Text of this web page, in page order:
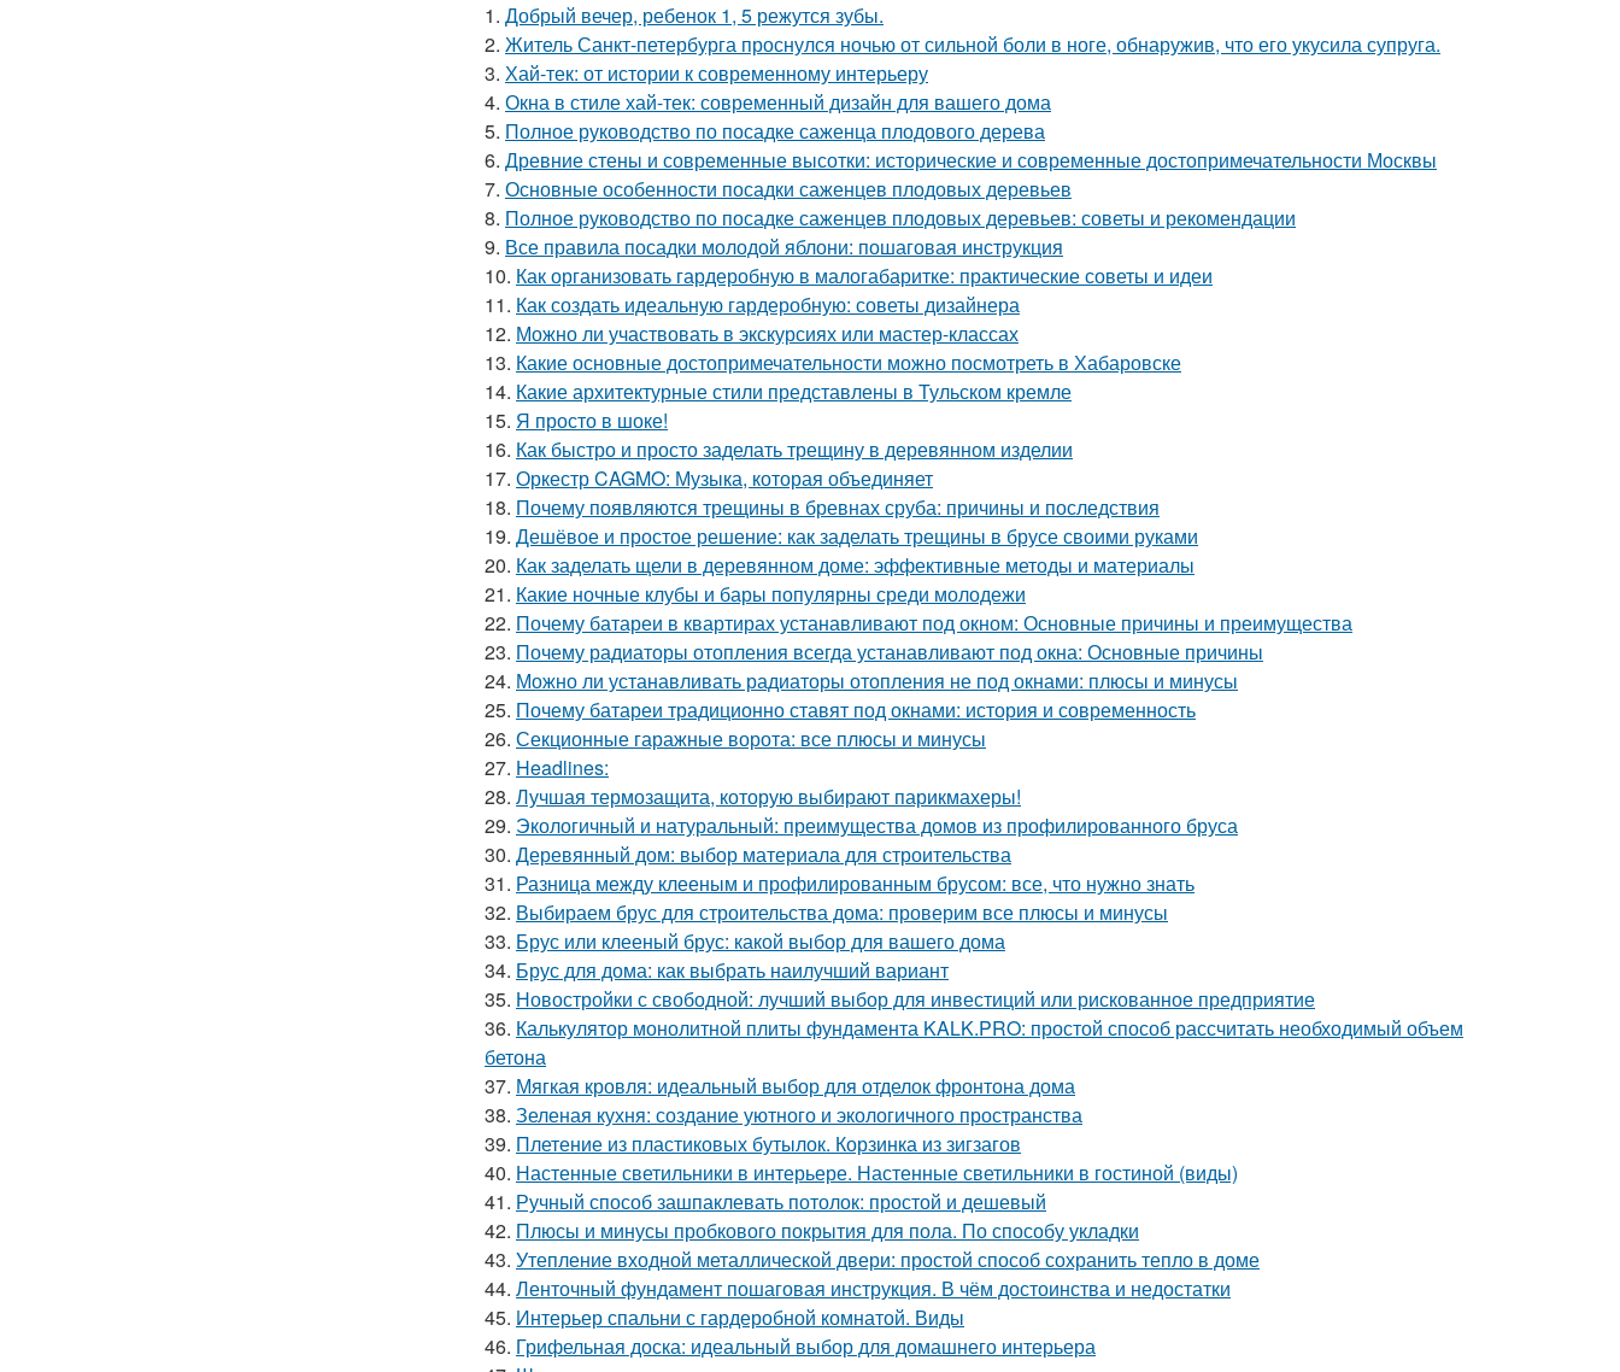
1. Добрый вечер, ребенок 1, 5 режутся зубы.
2. Житель Санкт-петербурга проснулся ночью от сильной боли в ноге, обнаружив, что его укусила супруга.
3. Хай-тек: от истории к современному интерьеру
4. Окна в стиле хай-тек: современный дизайн для вашего дома
5. Полное руководство по посадке саженца плодового дерева
6. Древние стены и современные высотки: исторические и современные достопримечательности Москвы
7. Основные особенности посадки саженцев плодовых деревьев
8. Полное руководство по посадке саженцев плодовых деревьев: советы и рекомендации
9. Все правила посадки молодой яблони: пошаговая инструкция
10. Как организовать гардеробную в малогабаритке: практические советы и идеи
11. Как создать идеальную гардеробную: советы дизайнера
12. Можно ли участвовать в экскурсиях или мастер-классах
13. Какие основные достопримечательности можно посмотреть в Хабаровске
14. Какие архитектурные стили представлены в Тульском кремле
15. Я просто в шоке!
16. Как быстро и просто заделать трещину в деревянном изделии
17. Оркестр CAGMO: Музыка, которая объединяет
18. Почему появляются трещины в бревнах сруба: причины и последствия
19. Дешёвое и простое решение: как заделать трещины в брусе своими руками
20. Как заделать щели в деревянном доме: эффективные методы и материалы
21. Какие ночные клубы и бары популярны среди молодежи
22. Почему батареи в квартирах устанавливают под окном: Основные причины и преимущества
23. Почему радиаторы отопления всегда устанавливают под окна: Основные причины
24. Можно ли устанавливать радиаторы отопления не под окнами: плюсы и минусы
25. Почему батареи традиционно ставят под окнами: история и современность
26. Секционные гаражные ворота: все плюсы и минусы
27. Headlines:
28. Лучшая термозащита, которую выбирают парикмахеры!
29. Экологичный и натуральный: преимущества домов из профилированного бруса
30. Деревянный дом: выбор материала для строительства
31. Разница между клееным и профилированным брусом: все, что нужно знать
32. Выбираем брус для строительства дома: проверим все плюсы и минусы
33. Брус или клееный брус: какой выбор для вашего дома
34. Брус для дома: как выбрать наилучший вариант
35. Новостройки с свободной: лучший выбор для инвестиций или рискованное предприятие
36. Калькулятор монолитной плиты фундамента KALK.PRO: простой способ рассчитать необходимый объем
бетона
37. Мягкая кровля: идеальный выбор для отделок фронтона дома
38. Зеленая кухня: создание уютного и экологичного пространства
39. Плетение из пластиковых бутылок. Корзинка из зигзагов
40. Настенные светильники в интерьере. Настенные светильники в гостиной (виды)
41. Ручный способ зашпаклевать потолок: простой и дешевый
42. Плюсы и минусы пробкового покрытия для пола. По способу укладки
43. Утепление входной металлической двери: простой способ сохранить тепло в доме
44. Ленточный фундамент пошаговая инструкция. В чём достоинства и недостатки
45. Интерьер спальни с гардеробной комнатой. Виды
46. Грифельная доска: идеальный выбор для домашнего интерьера